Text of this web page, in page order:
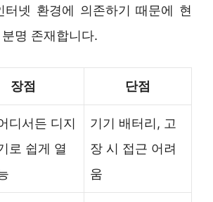
터넷 환경에 의존하기 때문에 현
명 존재합니다.
장점 단점
디서든 디지
로 쉽게 열
기기 배터리, 고
장 시 접근 어려
움